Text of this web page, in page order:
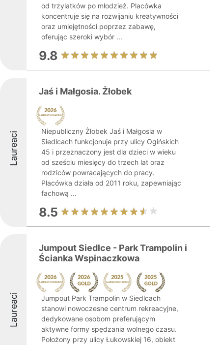
od trzylatków po młodzież. Placówka
koncentruje się na rozwijaniu kreatywności
oraz umiejętności poprzez zabawę,
oferując szeroki wybór ...
9.8
Laureaci
Jaś i Małgosia. Żłobek
Niepubliczny Żłobek Jaś i Małgosia w
Siedlcach funkcjonuje przy ulicy Ogińskich
45 i przeznaczony jest dla dzieci w wieku
od sześciu miesięcy do trzech lat oraz
rodziców powracających do pracy.
Placówka działa od 2011 roku, zapewniając
fachową ...
8.5
Laureaci
Jumpout Siedlce - Park Trampolin i
Ścianka Wspinaczkowa
Jumpout Park Trampolin w Siedlcach
stanowi nowoczesne centrum rekreacyjne,
dedykowane osobom preferującym
aktywne formy spędzania wolnego czasu.
Położony przy ulicy Łukowskiej 16, obiekt